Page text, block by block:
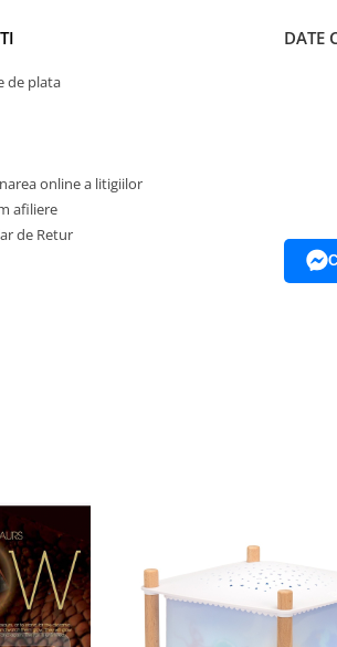
de plata
online a litigiilor
afiliere
de Retur
DATE